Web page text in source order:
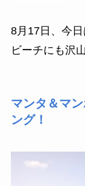
8月17日、今
ビーチにも沢
マンタ＆マ
ング！